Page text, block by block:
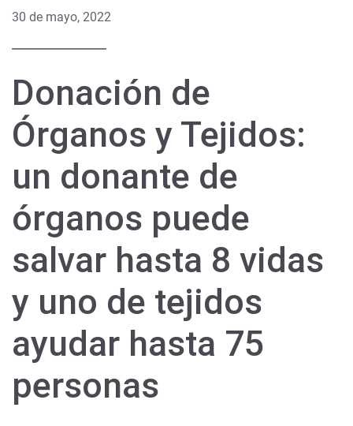
30 de mayo, 2022
Donación de
Órganos y Tejidos:
un donante de
órganos puede
salvar hasta 8 vidas
y uno de tejidos
ayudar hasta 75
personas